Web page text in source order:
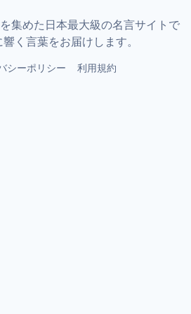
集めた日本最大級の名言サイトで
く言葉をお届けします。
シーポリシー 利用規約